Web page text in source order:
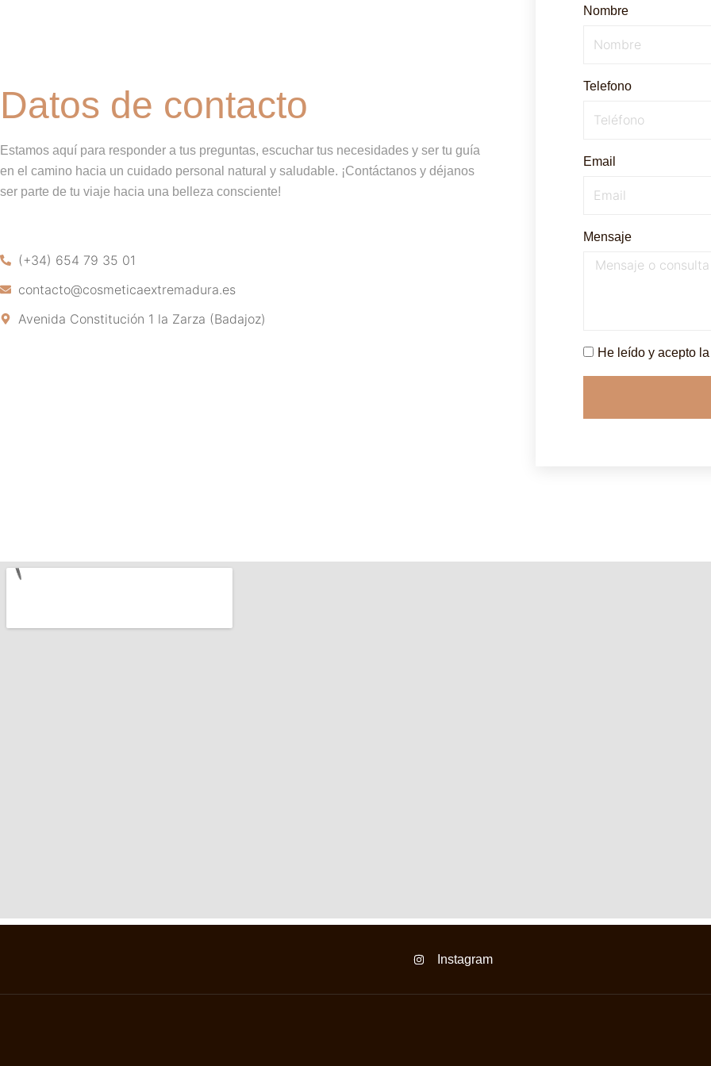
Datos de contacto
Estamos aquí para responder a tus preguntas, escuchar tus necesidades y ser tu guía
en el camino hacia un cuidado personal natural y saludable. ¡Contáctanos y déjanos
ser parte de tu viaje hacia una belleza consciente!
(+34) 654 79 35 01
contacto@cosmeticaextremadura.es
Avenida Constitución 1 la Zarza (Badajoz)
Nombre
Telefono
Email
Mensaje
He leído y acepto la
Instagram